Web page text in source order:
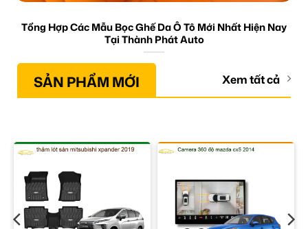
Tổng Hợp Các Mẫu Bọc Ghế Da Ô Tô Mới Nhất Hiện Nay
Tại Thành Phát Auto
SẢN PHẨM MỚI Xem tất cả